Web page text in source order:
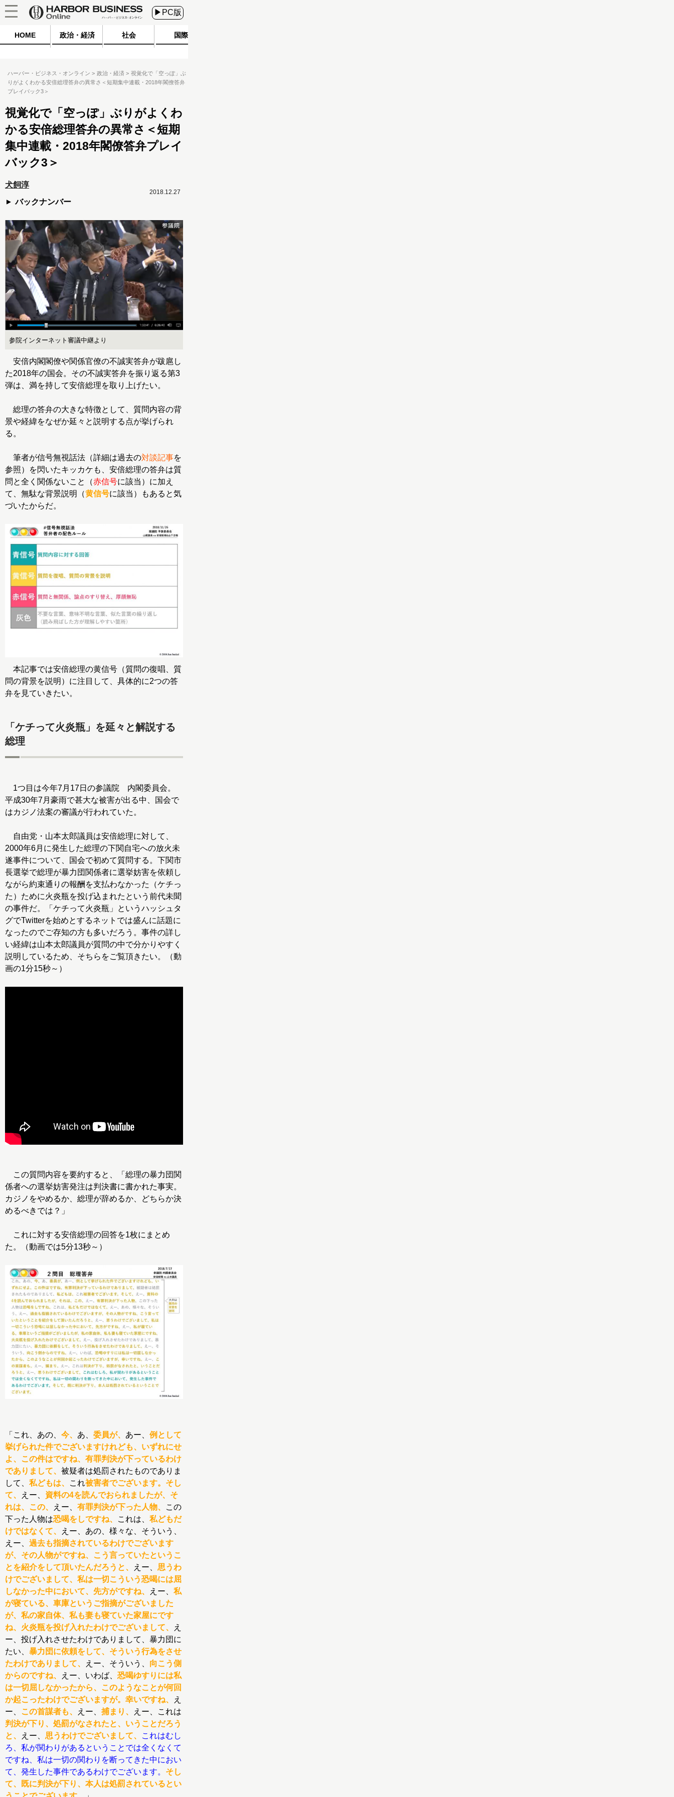
▶PC版
HOME 政治・経済 社会 国際
ハーバー・ビジネス・オンライン 政治・経済
視覚化で「空っぽ」ぶ
りがよくわかる安倍総理答弁の異常さ＜短期集中連載・2018年閣僚答弁
プレイバック3＞
視覚化で「空っぽ」ぶりがよくわ
かる安倍総理答弁の異常さ＜短期
集中連載・2018年閣僚答弁プレイ
バック3＞
犬飼淳
バックナンバー
2018.12.27
参院インターネット審議中継より
安倍内閣閣僚や関係官僚の不誠実答弁が跋扈し
た2018年の国会。その不誠実答弁を振り返る第3
弾は、満を持して安倍総理を取り上げたい。
総理の答弁の大きな特徴として、質問内容の背
景や経緯をなぜか延々と説明する点が挙げられ
る。
筆者が信号無視話法（詳細は過去の対談記事を
参照）を閃いたキッカケも、安倍総理の答弁は質
問と全く関係ないこと（赤信号に該当）に加え
て、無駄な背景説明（黄信号に該当）もあると気
づいたからだ。
本記事では安倍総理の黄信号（質問の復唱、質
問の背景を説明）に注目して、具体的に2つの答
弁を見ていきたい。
「ケチって火炎瓶」を延々と解説する
総理
1つ目は今年7月17日の参議院 内閣委員会。
平成30年7月豪雨で甚大な被害が出る中、国会で
はカジノ法案の審議が行われていた。
自由党・山本太郎議員は安倍総理に対して、
2000年6月に発生した総理の下関自宅への放火未
遂事件について、国会で初めて質問する。下関市
長選挙で総理が暴力団関係者に選挙妨害を依頼し
ながら約束通りの報酬を支払わなかった（ケチっ
た）ために火炎瓶を投げ込まれたという前代未聞
の事件だ。「ケチって火炎瓶」というハッシュタ
グでTwitterを始めとするネットでは盛んに話題に
なったのでご存知の方も多いだろう。事件の詳し
い経緯は山本太郎議員が質問の中で分かりやすく
説明しているため、そちらをご覧頂きたい。（動
画の1分15秒～）
この質問内容を要約すると、「総理の暴力団関
係者への選挙妨害発注は判決書に書かれた事実。
カジノをやめるか、総理が辞めるか、どちらか決
めるべきでは？」
これに対する安倍総理の回答を1枚にまとめ
た。（動画では5分13秒～）
「これ、あの、 今、 あ、 委員が、 あー、 例として
挙げられた件でございますけれども、いずれにせ
よ、この件はですね、有罪判決が下っているわけ
でありまして、 被疑者は処罰されたものでありま
して、 私どもは、 これ被害者でございます。そし
て、
えー、 資料の4を読んでおられましたが、そ
れは、この、
えー、 有罪判決が下った人物、
この
下った人物は恐喝をしですね、 これは、 私どもだ
けではなくて、
えー、あの、様々な、そういう、
えー、 過去も指摘されているわけでございます
が、その人物がですね、こう言っていたというこ
とを紹介をして頂いたんだろうと、
えー、 思うわ
けでございまして、私は一切こういう恐喝には屈
しなかった中において、先方がですね、
えー、 私
が寝ている、車庫というご指摘がございました
が、私の家自体、私も妻も寝ていた家屋にです
ね、火炎瓶を投げ入れたわけでございまして、
え
ー、投げ入れさせたわけでありまして、暴力団に
たい、 暴力団に依頼をして、そういう行為をさせ
たわけでありまして、
えー、そういう、 向こう側
からのですね、
えー、いわば、 恐喝ゆすりには私
は一切屈しなかったから、このようなことが何回
か起こったわけでございますが。幸いですね、
え
ー、
この首謀者も、 えー、 捕まり、
えー、これは
判決が下り、処罰がなされたと、いうことだろう
と、
えー、 思うわけでございまして、
これはむし
ろ、私が関わりがあるということでは全くなくて
ですね、私は一切の関わりを断ってきた中におい
て、発生した事件であるわけでございます。 そし
て、既に判決が下り、本人は処罰されているとい